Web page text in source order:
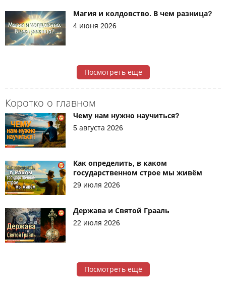
Коротко о главном
Чему нам нужно научиться?
5 августа 2026
Как определить, в каком
государственном строе мы живём
29 июля 2026
Держава и Святой Грааль
22 июля 2026
Посмотреть ещё
Магия и колдовство. В чем разница?
4 июня 2026
Посмотреть ещё